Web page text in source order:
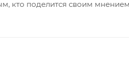
кто поделится своим